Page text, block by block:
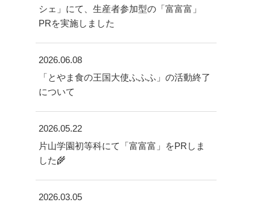
シェ」にて、生産者参加型の「富富富」
PRを実施しました
2026.06.08
「とやま食の王国大使ふふふ」の活動終了
について
2026.05.22
片山学園初等科にて「富富富」をPRしま
した🌾
2026.03.05